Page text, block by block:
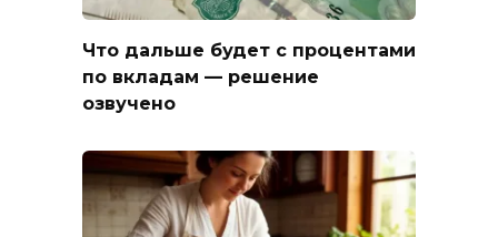
Что дальше будет с процентами
по вкладам — решение
озвучено